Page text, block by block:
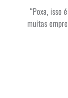
“Poxa, isso
muitas